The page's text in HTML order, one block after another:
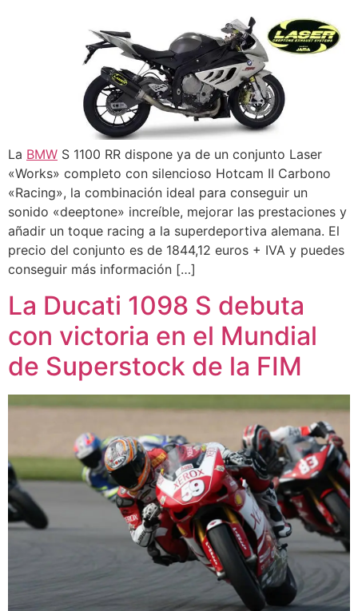
La BMW S 1100 RR dispone ya de un conjunto Laser
«Works» completo con silencioso Hotcam II Carbono
«Racing», la combinación ideal para conseguir un
sonido «deeptone» increíble, mejorar las prestaciones y
añadir un toque racing a la superdeportiva alemana. El
precio del conjunto es de 1844,12 euros + IVA y puedes
conseguir más información […]
La Ducati 1098 S debuta
con victoria en el Mundial
de Superstock de la FIM